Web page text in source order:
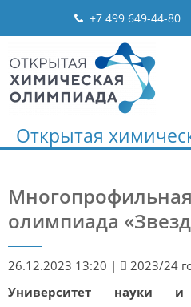
+7 499 649-44-80
Открытая
олимпиада
26.12.2023 13:20 |
2023/24
Университет науки